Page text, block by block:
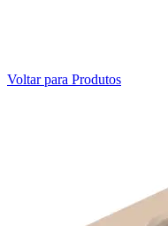
Voltar para Produtos